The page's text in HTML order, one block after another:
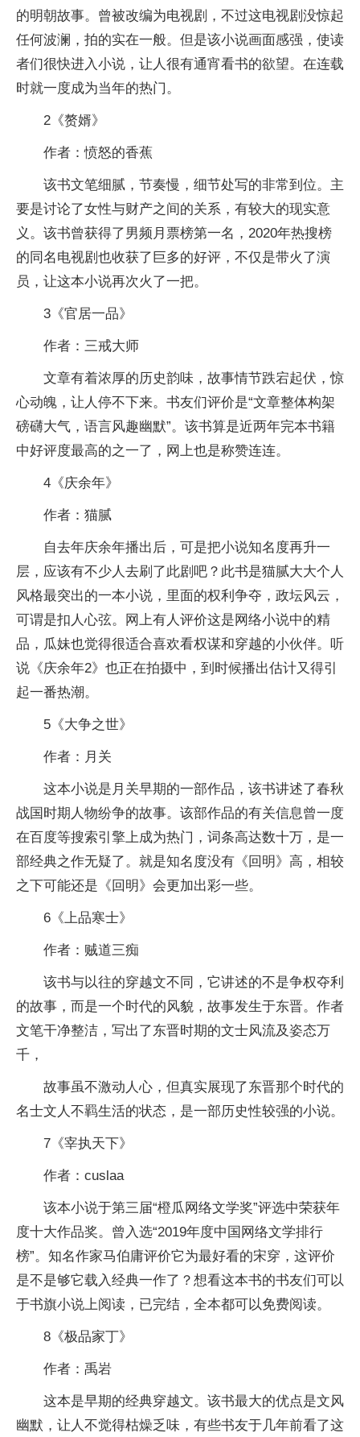
的明朝故事。曾被改编为电视剧，不过这电视剧没惊起
任何波澜，拍的实在一般。但是该小说画面感强，使读
者们很快进入小说，让人很有通宵看书的欲望。在连载
时就一度成为当年的热门。
2《赘婿》
作者：愤怒的香蕉
该书文笔细腻，节奏慢，细节处写的非常到位。主
要是讨论了女性与财产之间的关系，有较大的现实意
义。该书曾获得了男频月票榜第一名，2020年热搜榜
的同名电视剧也收获了巨多的好评，不仅是带火了演
员，让这本小说再次火了一把。
3《官居一品》
作者：三戒大师
文章有着浓厚的历史韵味，故事情节跌宕起伏，惊
心动魄，让人停不下来。书友们评价是“文章整体构架
磅礴大气，语言风趣幽默”。该书算是近两年完本书籍
中好评度最高的之一了，网上也是称赞连连。
4《庆余年》
作者：猫腻
自去年庆余年播出后，可是把小说知名度再升一
层，应该有不少人去刷了此剧吧？此书是猫腻大大个人
风格最突出的一本小说，里面的权利争夺，政坛风云，
可谓是扣人心弦。网上有人评价这是网络小说中的精
品，瓜妹也觉得很适合喜欢看权谋和穿越的小伙伴。听
说《庆余年2》也正在拍摄中，到时候播出估计又得引
起一番热潮。
5《大争之世》
作者：月关
这本小说是月关早期的一部作品，该书讲述了春秋
战国时期人物纷争的故事。该部作品的有关信息曾一度
在百度等搜索引擎上成为热门，词条高达数十万，是一
部经典之作无疑了。就是知名度没有《回明》高，相较
之下可能还是《回明》会更加出彩一些。
6《上品寒士》
作者：贼道三痴
该书与以往的穿越文不同，它讲述的不是争权夺利
的故事，而是一个时代的风貌，故事发生于东晋。作者
文笔干净整洁，写出了东晋时期的文士风流及姿态万
千，
故事虽不激动人心，但真实展现了东晋那个时代的
名士文人不羁生活的状态，是一部历史性较强的小说。
7《宰执天下》
作者：cuslaa
该本小说于第三届“橙瓜网络文学奖”评选中荣获年
度十大作品奖。曾入选“2019年度中国网络文学排行
榜”。知名作家马伯庸评价它为最好看的宋穿，这评价
是不是够它载入经典一作了？想看这本书的书友们可以
于书旗小说上阅读，已完结，全本都可以免费阅读。
8《极品家丁》
作者：禹岩
这本是早期的经典穿越文。该书最大的优点是文风
幽默，让人不觉得枯燥乏味，有些书友于几年前看了这